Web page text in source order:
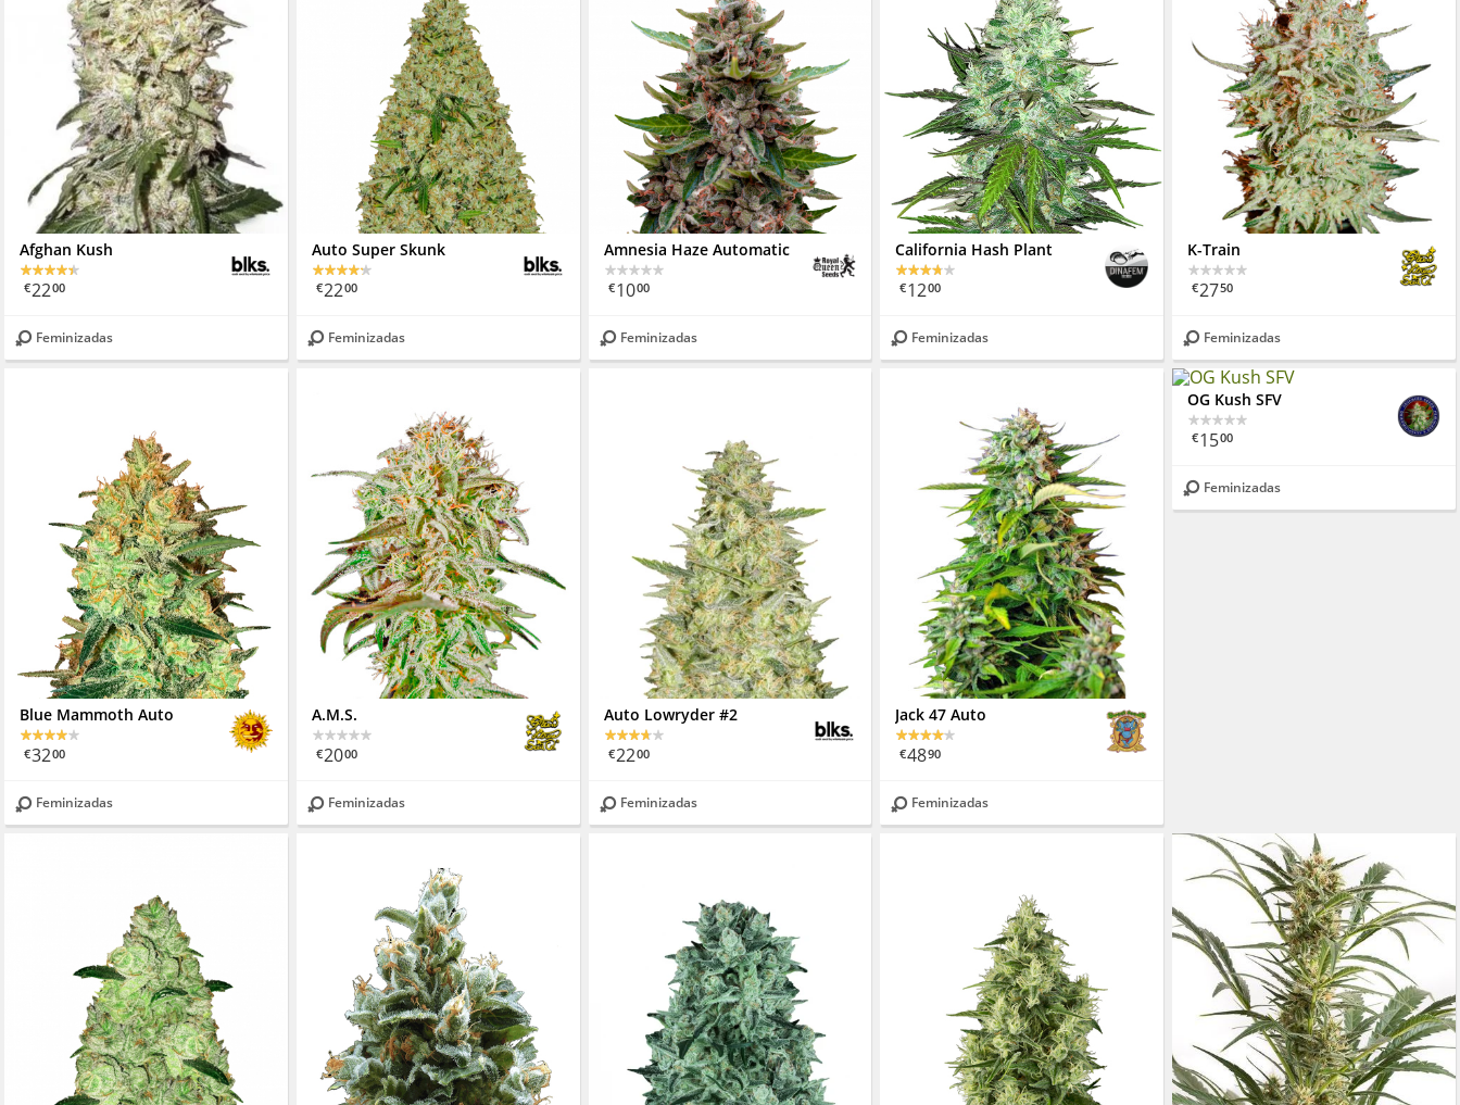
Afghan Kush
€2200
Feminizadas
Auto Super Skunk
€2200
Feminizadas
Amnesia Haze Automatic
€1000
Feminizadas
California Hash Plant
€1200
Feminizadas
K-Train
€2750
Feminizadas
Blue Mammoth Auto
€3200
Feminizadas
A.M.S.
€2000
Feminizadas
Auto Lowryder #2
€2200
Feminizadas
Jack 47 Auto
€4890
Feminizadas
OG Kush SFV
€1500
Feminizadas